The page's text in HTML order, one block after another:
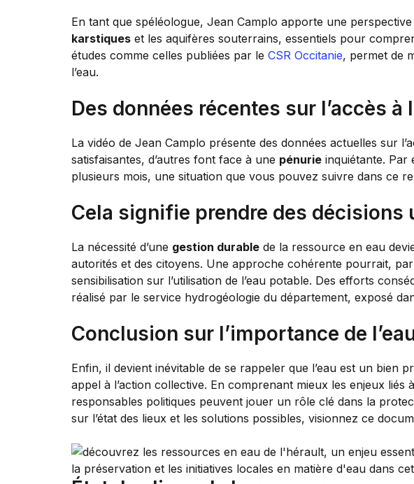
En tant que spéléologue, Jean Camplo apporte une
karstiques et les aquifères souterrains, essentiels pour
études comme celles publiées par le CSR Occitanie, permet de
l’eau.
Des données récentes sur l’accès à
La vidéo de Jean Camplo présente des données actuelles sur
satisfaisantes, d’autres font face à une pénurie inquiétante. Par
plusieurs mois, une situation que vous pouvez suivre dans ce
Cela signifie prendre des décisions
La nécessité d’une gestion durable de la ressource en eau
autorités et des citoyens. Une approche cohérente pourrait,
sensibilisation sur l’utilisation de l’eau potable. Des efforts
réalisé par le service hydrogéologie du département, exposé
Conclusion sur l’importance de
Enfin, il devient inévitable de se rappeler que l’eau est un
appel à l’action collective. En comprenant mieux les enjeux
responsables politiques peuvent jouer un rôle clé dans la
sur l’état des lieux et les solutions possibles, visionnez ce